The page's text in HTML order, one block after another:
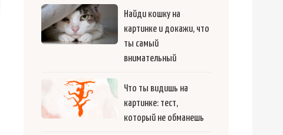
Найди кошку на
картинке и докажи, что
ты самый
внимательный
Что ты видишь на
картинке: тест,
который не обманешь